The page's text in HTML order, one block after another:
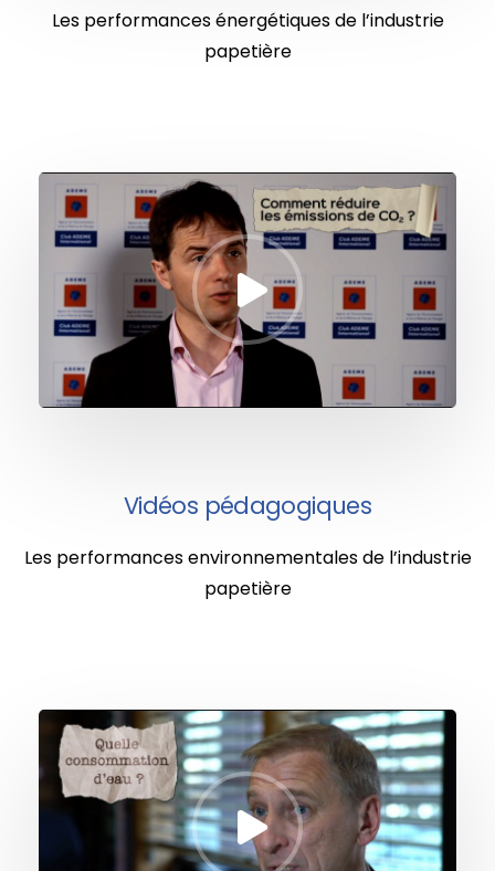
Les performances énergétiques de l’industrie
papetière
Vidéos pédagogiques
Les performances environnementales de l’industrie
papetière